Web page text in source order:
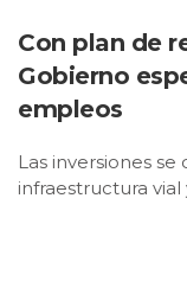
Con plan de
Gobierno
empleos
Las inversiones
infraestructura vial